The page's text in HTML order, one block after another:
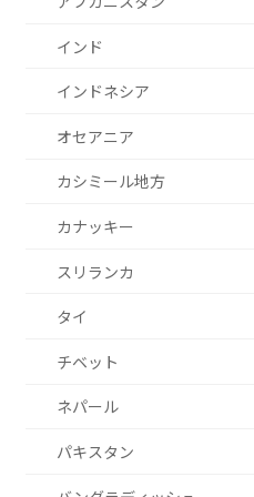
インド
インドネシア
オセアニア
カシミール地方
カナッキー
スリランカ
タイ
チベット
ネパール
パキスタン